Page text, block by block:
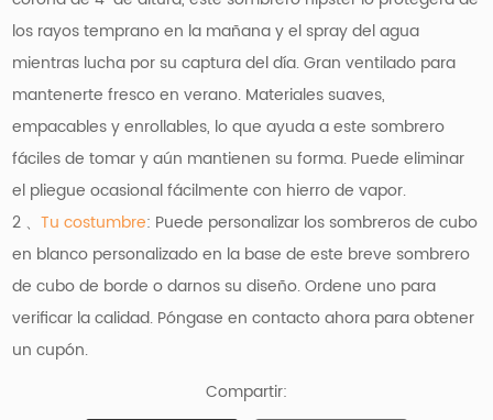
los rayos temprano en la mañana y el spray del agua
mientras lucha por su captura del día. Gran ventilado para
mantenerte fresco en verano. Materiales suaves,
empacables y enrollables, lo que ayuda a este sombrero
fáciles de tomar y aún mantienen su forma. Puede eliminar
el pliegue ocasional fácilmente con hierro de vapor.
2 、Tu costumbre: Puede personalizar los sombreros de cubo
en blanco personalizado en la base de este breve sombrero
de cubo de borde o darnos su diseño. Ordene uno para
verificar la calidad. Póngase en contacto ahora para obtener
un cupón.
Compartir: